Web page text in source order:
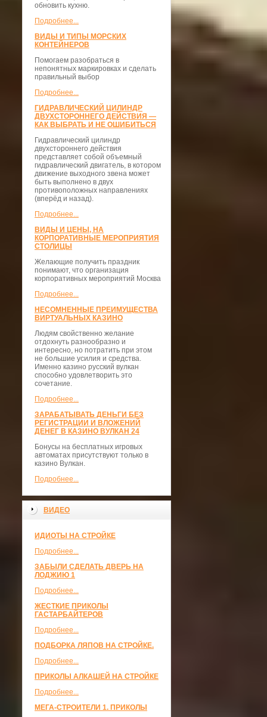
обновить кухню.
Подробнее...
ВИДЫ И ТИПЫ МОРСКИХ
КОНТЕЙНЕРОВ
Помогаем разобраться в
непонятных маркировках и сделать
правильный выбор
Подробнее...
ГИДРАВЛИЧЕСКИЙ ЦИЛИНДР
ДВУХСТОРОННЕГО ДЕЙСТВИЯ —
КАК ВЫБРАТЬ И НЕ ОШИБИТЬСЯ
Гидравлический цилиндр
двухстороннего действия
представляет собой объемный
гидравлический двигатель, в котором
движение выходного звена может
быть выполнено в двух
противоположных направлениях
(вперёд и назад).
Подробнее...
ВИДЫ И ЦЕНЫ, НА
КОРПОРАТИВНЫЕ МЕРОПРИЯТИЯ
СТОЛИЦЫ
Желающие получить праздник
понимают, что организация
корпоративных мероприятий Москва
Подробнее...
НЕСОМНЕННЫЕ ПРЕИМУЩЕСТВА
ВИРТУАЛЬНЫХ КАЗИНО
Людям свойственно желание
отдохнуть разнообразно и
интересно, но потратить при этом
не большие усилия и средства.
Именно казино русский вулкан
способно удовлетворить это
сочетание.
Подробнее...
ЗАРАБАТЫВАТЬ ДЕНЬГИ БЕЗ
РЕГИСТРАЦИИ И ВЛОЖЕНИЙ
ДЕНЕГ В КАЗИНО ВУЛКАН 24
Бонусы на бесплатных игровых
автоматах присутствуют только в
казино Вулкан.
Подробнее...
ВИДЕО
ИДИОТЫ НА СТРОЙКЕ
Подробнее...
ЗАБЫЛИ СДЕЛАТЬ ДВЕРЬ НА
ЛОДЖИЮ 1
Подробнее...
ЖЕСТКИЕ ПРИКОЛЫ
ГАСТАРБАЙТЕРОВ
Подробнее...
ПОДБОРКА ЛЯПОВ НА СТРОЙКЕ.
Подробнее...
ПРИКОЛЫ АЛКАШЕЙ НА СТРОЙКЕ
Подробнее...
МЕГА-СТРОИТЕЛИ 1. ПРИКОЛЫ